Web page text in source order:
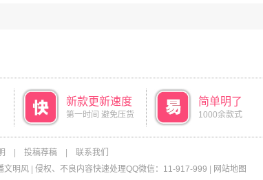
新款更新速度
第一时间 避免压货
简单明了
1000余款式
投稿荐稿
联系我们
文明风| 侵权、不良内容快速处理QQ微信：11-917-999
网站地图